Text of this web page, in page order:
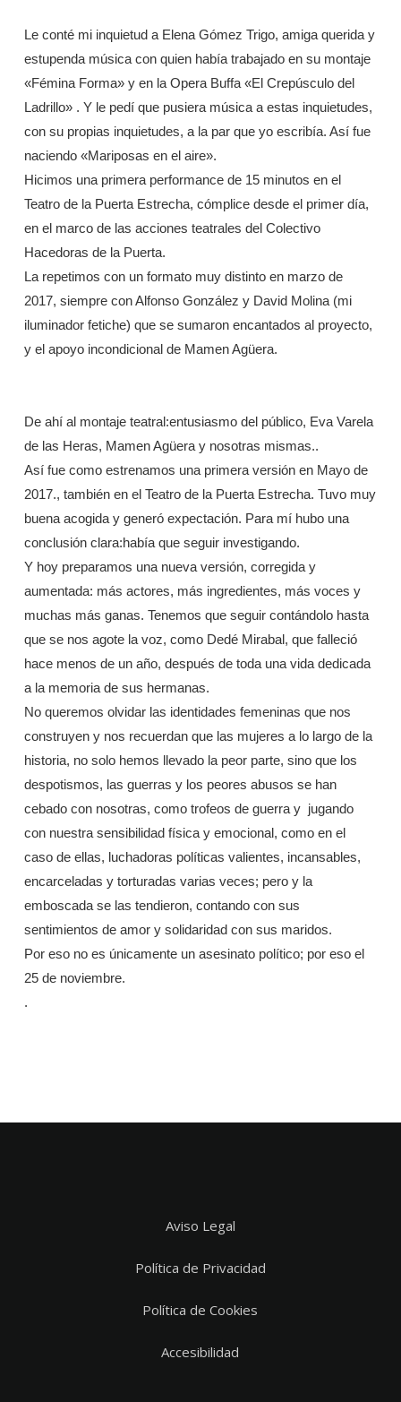
Le conté mi inquietud a Elena Gómez Trigo, amiga querida y
estupenda música con quien había trabajado en su montaje
«Fémina Forma» y en la Opera Buffa «El Crepúsculo del
Ladrillo» . Y le pedí que pusiera música a estas inquietudes,
con su propias inquietudes, a la par que yo escribía. Así fue
naciendo «Mariposas en el aire».
Hicimos una primera performance de 15 minutos en el
Teatro de la Puerta Estrecha, cómplice desde el primer día,
en el marco de las acciones teatrales del Colectivo
Hacedoras de la Puerta.
La repetimos con un formato muy distinto en marzo de
2017, siempre con Alfonso González y David Molina (mi
iluminador fetiche) que se sumaron encantados al proyecto,
y el apoyo incondicional de Mamen Agüera.
De ahí al montaje teatral:entusiasmo del público, Eva Varela
de las Heras, Mamen Agüera y nosotras mismas..
Así fue como estrenamos una primera versión en Mayo de
2017., también en el Teatro de la Puerta Estrecha. Tuvo muy
buena acogida y generó expectación. Para mí hubo una
conclusión clara:había que seguir investigando.
Y hoy preparamos una nueva versión, corregida y
aumentada: más actores, más ingredientes, más voces y
muchas más ganas. Tenemos que seguir contándolo hasta
que se nos agote la voz, como Dedé Mirabal, que falleció
hace menos de un año, después de toda una vida dedicada
a la memoria de sus hermanas.
No queremos olvidar las identidades femeninas que nos
construyen y nos recuerdan que las mujeres a lo largo de la
historia, no solo hemos llevado la peor parte, sino que los
despotismos, las guerras y los peores abusos se han
cebado con nosotras, como trofeos de guerra y jugando
con nuestra sensibilidad física y emocional, como en el
caso de ellas, luchadoras políticas valientes, incansables,
encarceladas y torturadas varias veces; pero y la
emboscada se las tendieron, contando con sus
sentimientos de amor y solidaridad con sus maridos.
Por eso no es únicamente un asesinato político; por eso el
25 de noviembre.
.
Aviso Legal
Política de Privacidad
Política de Cookies
Accesibilidad